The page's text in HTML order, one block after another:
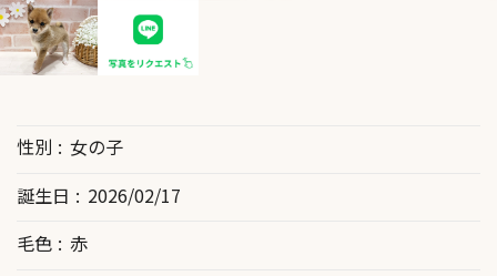
性別
女の子
誕生日
2026/02/17
毛色
赤